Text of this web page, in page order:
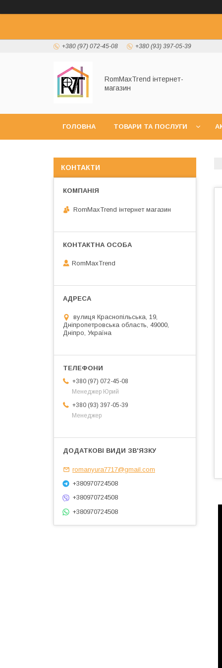
+380 (97) 072-45-08 +380 (93) 397-05-39
RomMaxTrend інтернет-
магазин
ГОЛОВНА ТОВАРИ ТА ПОСЛУГИ
КОНТАКТИ
RomMaxTrend інтернет магазин
RomMaxTrend
вулиця Краснопільська, 19,
Дніпропетровська область, 49000,
Дніпро, Україна
+380 (97) 072-45-08
Менеджер Юрий
+380 (93) 397-05-39
Менеджер
romanyura7717@gmail.com
+380970724508
+380970724508
+380970724508